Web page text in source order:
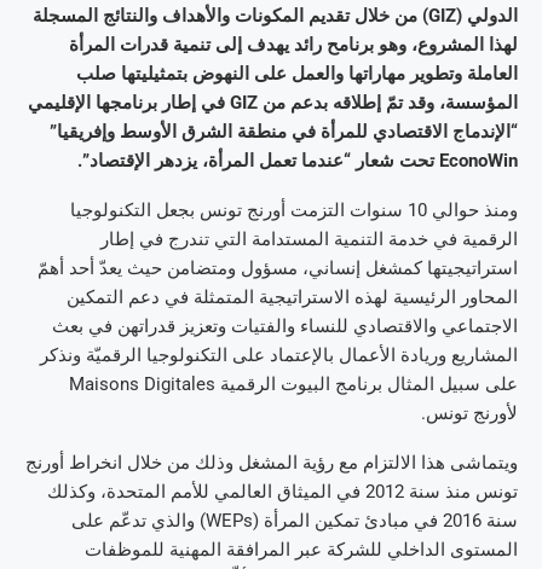
الدولي (GIZ) من خلال تقديم المكونات والأهداف والنتائج المسجلة
لهذا المشروع، وهو برنامح رائد يهدف إلى تنمية قدرات المرأة
العاملة وتطوير مهاراتها والعمل على النهوض بتمثيليتها صلب
المؤسسة، وقد تمّ إطلاقه بدعم من GIZ في إطار برنامجها الإقليمي
“الإندماج الاقتصادي للمرأة في منطقة الشرق الأوسط وإفريقيا”
EconoWin تحت شعار “عندما تعمل المرأة، يزدهر الإقتصاد”.
ومنذ حوالي 10 سنوات التزمت أورنج تونس بجعل التكنولوجيا
الرقمية في خدمة التنمية المستدامة التي تندرج في إطار
استراتيجيتها كمشغل إنساني، مسؤول ومتضامن حيث يعدّ أحد أهمّ
المحاور الرئيسية لهذه الاستراتيجية المتمثلة في دعم التمكين
الاجتماعي والاقتصادي للنساء والفتيات وتعزيز قدراتهن في بعث
المشاريع وريادة الأعمال بالإعتماد على التكنولوجيا الرقميّة ونذكر
على سبيل المثال برنامج البيوت الرقمية Maisons Digitales
لأورنج تونس.
ويتماشى هذا الالتزام مع رؤية المشغل وذلك من خلال انخراط أورنج
تونس منذ سنة 2012 في الميثاق العالمي للأمم المتحدة، وكذلك
سنة 2016 في مبادئ تمكين المرأة (WEPs) والذي تدعّم على
المستوى الداخلي للشركة عبر المرافقة المهنية للموظفات